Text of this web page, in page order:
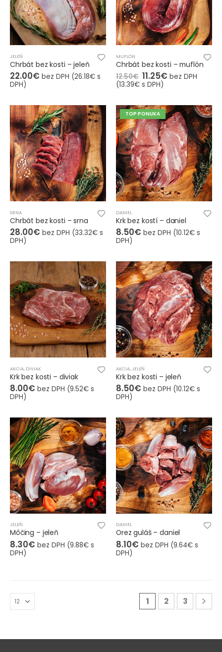
JELEŇ
Chrbát bez kosti – jeleň
22.00€ bez DPH (26.18€ s
DPH)
MUFLÓN
Chrbát bez kosti – muflón
12.50€ 11.25€ bez DPH
(13.39€ s DPH)
SRNA
Chrbát bez kosti – srna
28.00€ bez DPH (33.32€ s
DPH)
TOP PONUKA
DANIEL
Krk bez kostí – daniel
8.50€ bez DPH (10.12€ s
DPH)
AKCIA, DIVIAK
Krk bez kosti – diviak
8.00€ bez DPH (9.52€ s
DPH)
AKCIA,JELEŇ
Krk bez kosti – jeleň
8.50€ bez DPH (10.12€ s
DPH)
JELEŇ
Môčing – jeleň
8.30€ bez DPH (9.88€ s
DPH)
DANIEL
Orez guláš – daniel
8.10€ bez DPH (9.64€ s
DPH)
1 2 3